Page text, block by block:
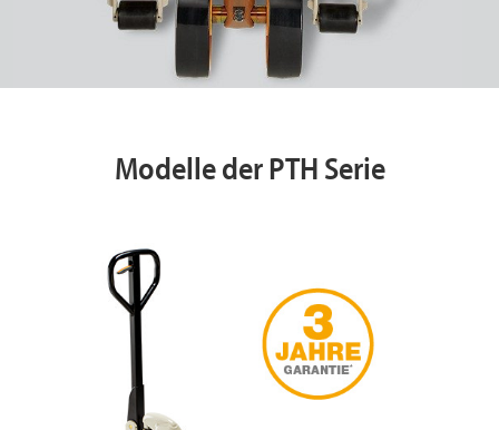
Modelle der PTH Serie